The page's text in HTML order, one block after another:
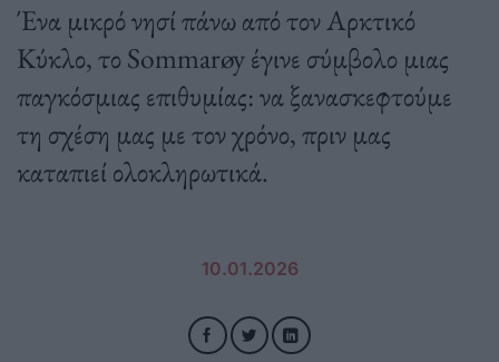
Ένα μικρό νησί πάνω από τον Αρκτικό
Κύκλο, το Sommarøy έγινε σύμβολο μιας
παγκόσμιας επιθυμίας: να ξανασκεφτούμε
τη σχέση μας με τον χρόνο, πριν μας
καταπιεί ολοκληρωτικά.
10.01.2026